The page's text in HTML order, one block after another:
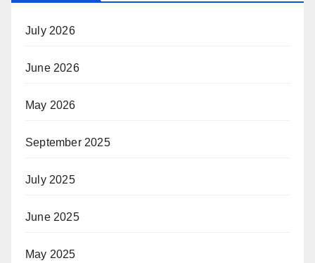
July 2026
June 2026
May 2026
September 2025
July 2025
June 2025
May 2025